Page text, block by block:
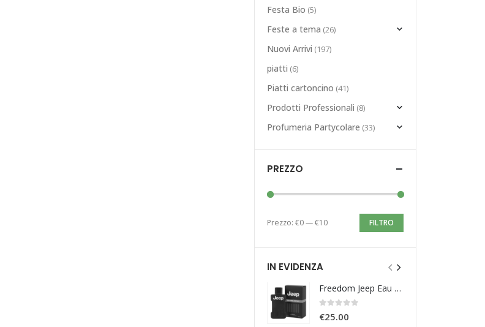
Festa Bio (5)
Feste a tema (26)
Nuovi Arrivi (197)
piatti (6)
Piatti cartoncino (41)
Prodotti Professionali (8)
Profumeria Partycolare (33)
PREZZO
FILTRO
Prezzo: €0—€10
IN EVIDENZA
Freedom Jeep Eau De Toilette 100ml
€25.00